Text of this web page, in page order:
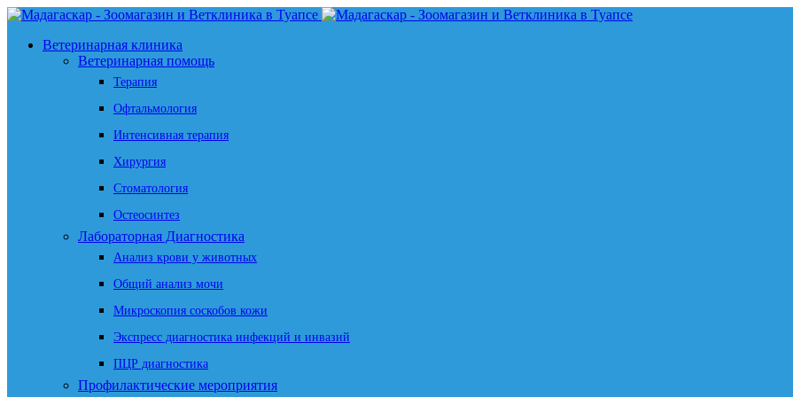
Ветеринарная клиника
Ветеринарная помощь
Терапия
Офтальмология
Интенсивная терапия
Хирургия
Стоматология
Остеосинтез
Лабораторная Диагностика
Анализ крови у животных
Общий анализ мочи
Микроскопия соскобов кожи
Экспресс диагностика инфекций и инвазий
ПЦР диагностика
Профилактические мероприятия